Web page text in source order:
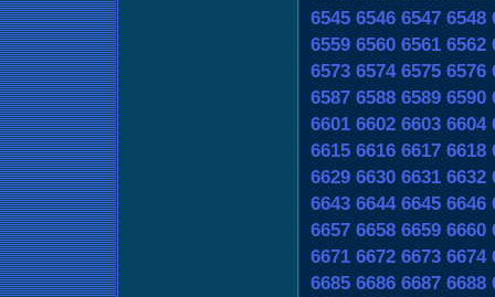
6545 6546 6547 6548
6559 6560 6561 6562
6573 6574 6575 6576
6587 6588 6589 6590
6601 6602 6603 6604
6615 6616 6617 6618
6629 6630 6631 6632
6643 6644 6645 6646
6657 6658 6659 6660
6671 6672 6673 6674
6685 6686 6687 6688